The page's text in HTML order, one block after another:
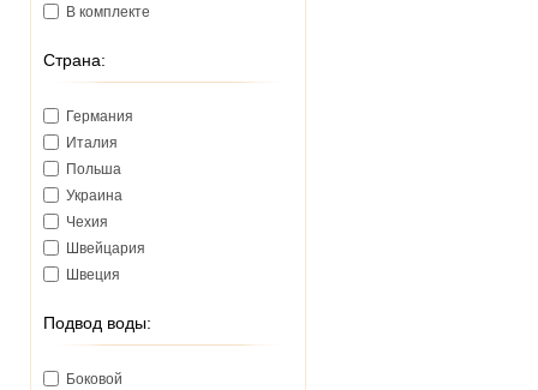
В комплекте
Страна:
Германия
Италия
Польша
Украина
Чехия
Швейцария
Швеция
Подвод воды:
Боковой